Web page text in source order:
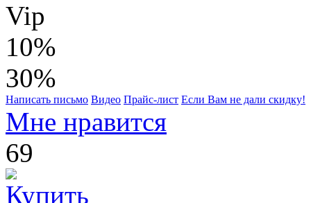
Vip
10%
30%
Написать письмо Видео Прайс-лист Если Вам не дали скидку!
Мне нравится
69